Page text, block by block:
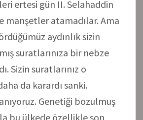
ertesi gün II. Selahaddin
manşetler atamadılar. Ama
aydınlık sizin
suratlarınıza bir nebze
Sizin suratlarınız o
da karardı sanki.
Genetiği bozulmuş
bu ülkede özellikle son